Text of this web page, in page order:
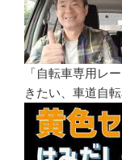
「自転車専用レ
きたい、車道自